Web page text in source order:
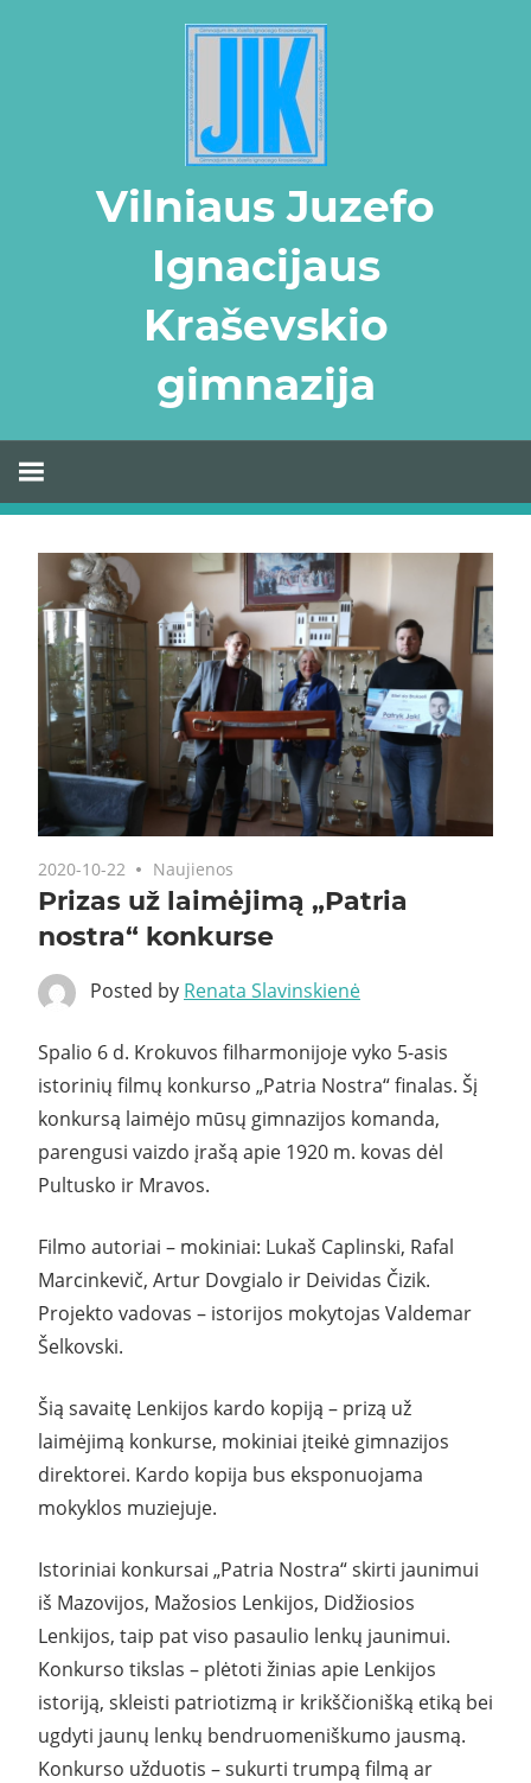
Vilniaus Juzefo
Ignacijaus
Kraševskio
gimnazija
2020-10-22 Naujienos
Prizas už laimėjimą „Patria
nostra“ konkurse
Posted by Renata Slavinskienė
Spalio 6 d. Krokuvos filharmonijoje vyko 5-asis
istorinių filmų konkurso „Patria Nostra“ finalas. Šį
konkursą laimėjo mūsų gimnazijos komanda,
parengusi vaizdo įrašą apie 1920 m. kovas dėl
Pultusko ir Mravos.
Filmo autoriai – mokiniai: Lukaš Caplinski, Rafal
Marcinkevič, Artur Dovgialo ir Deividas Čizik.
Projekto vadovas – istorijos mokytojas Valdemar
Šelkovski.
Šią savaitę Lenkijos kardo kopiją – prizą už
laimėjimą konkurse, mokiniai įteikė gimnazijos
direktorei. Kardo kopija bus eksponuojama
mokyklos muziejuje.
Istoriniai konkursai „Patria Nostra“ skirti jaunimui
iš Mazovijos, Mažosios Lenkijos, Didžiosios
Lenkijos, taip pat viso pasaulio lenkų jaunimui.
Konkurso tikslas – plėtoti žinias apie Lenkijos
istoriją, skleisti patriotizmą ir krikščionišką etiką bei
ugdyti jaunų lenkų bendruomeniškumo jausmą.
Konkurso užduotis – sukurti trumpą filmą ar